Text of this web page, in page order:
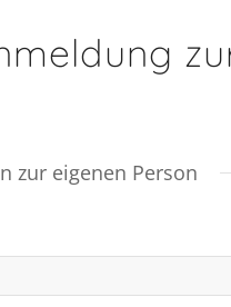
zur eigenen Person